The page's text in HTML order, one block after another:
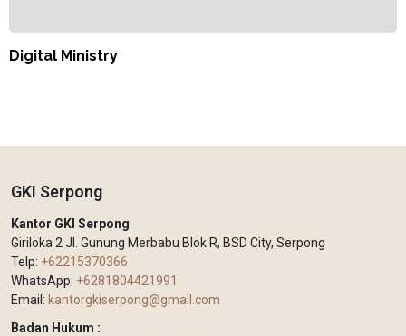
Digital Ministry
GKI Serpong
Kantor GKI Serpong
Giriloka 2 Jl. Gunung Merbabu Blok R, BSD City, Serpong
Telp: +62215370366
WhatsApp: +6281804421991
Email: kantorgkiserpong@gmail.com
Badan Hukum :